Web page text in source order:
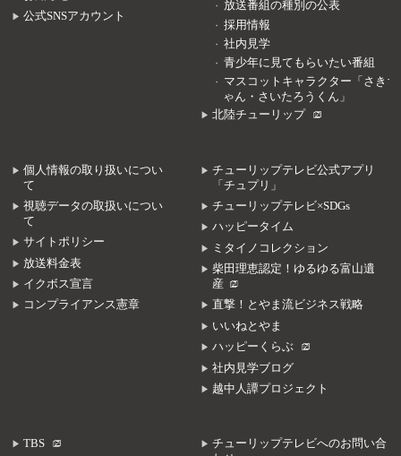
公式SNSアカウント
放送番組の種別の公表
採用情報
社内見学
青少年に見てもらいたい番組
マスコットキャラクター「さきち
ゃん・さいたろうくん」
北陸チューリップ
個人情報の取り扱いについ
て
視聴データの取扱いについ
て
サイトポリシー
放送料金表
イクボス宣言
コンプライアンス憲章
チューリップテレビ公式アプリ
「チュプリ」
チューリップテレビ×SDGs
ハッピータイム
ミタイノコレクション
柴田理恵認定！ゆるゆる富山遺
産
直撃！とやま流ビジネス戦略
いいねとやま
ハッピーくらぶ
社内見学ブログ
越中人譚プロジェクト
TBS
チューリップテレビへのお問い合